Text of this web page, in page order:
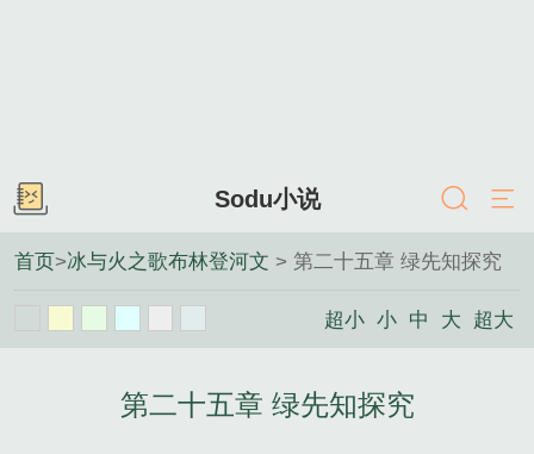
Sodu小说
首页>冰与火之歌布林登河文 > 第二十五章 绿先知探究
超小 小 中 大 超大
第二十五章 绿先知探究